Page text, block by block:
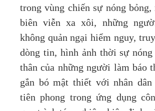
trong vùng chiến sự nóng
biên viễn xa xôi, những
không quản ngại hiểm nguy,
dòng tin, hình ảnh thời sự
thân của những người làm báo
gắn bó mật thiết với nhân dân
tiên phong trong ứng dụng